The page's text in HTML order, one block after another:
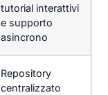
tutorial interattivi
e supporto
asincrono
Repository
centralizzato